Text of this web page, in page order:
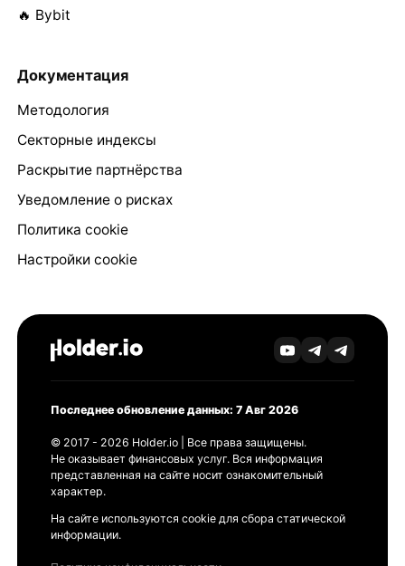
🔥 Bybit
Документация
Методология
Секторные индексы
Раскрытие партнёрства
Уведомление о рисках
Политика cookie
Настройки cookie
Последнее обновление данных: 7 Авг 2026
© 2017 - 2026 Holder.io | Все права защищены.
Не оказывает финансовых услуг. Вся информация
представленная на сайте носит ознакомительный
характер.
На сайте используются cookie для сбора статической
информации.